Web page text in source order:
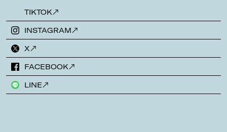
TIKTOK
INSTAGRAM
X
FACEBOOK
LINE